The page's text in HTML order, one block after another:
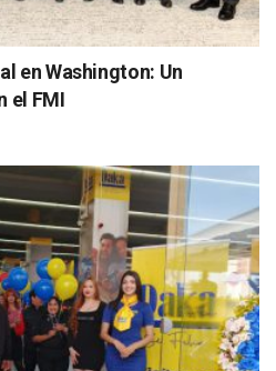
en Washington: Un
el FMI